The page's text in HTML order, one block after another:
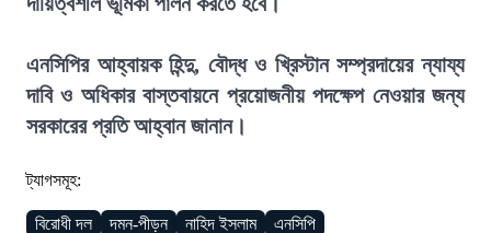
এনসিপির আহ্বায়ক হিন্দু, বৌদ্ধ ও খ্রিস্টান সম্প্রদায়ের ন্যায্য
দাবি ও অধিকার বাস্তবায়নে প্রয়োজনীয় পদক্ষেপ নেওয়ার জন্য
সরকারের প্রতি আহ্বান জানান।
ট্যাগসমূহ:
বিরোধী দল দমন-পীড়ন নাহিদ ইসলাম এনসিপি